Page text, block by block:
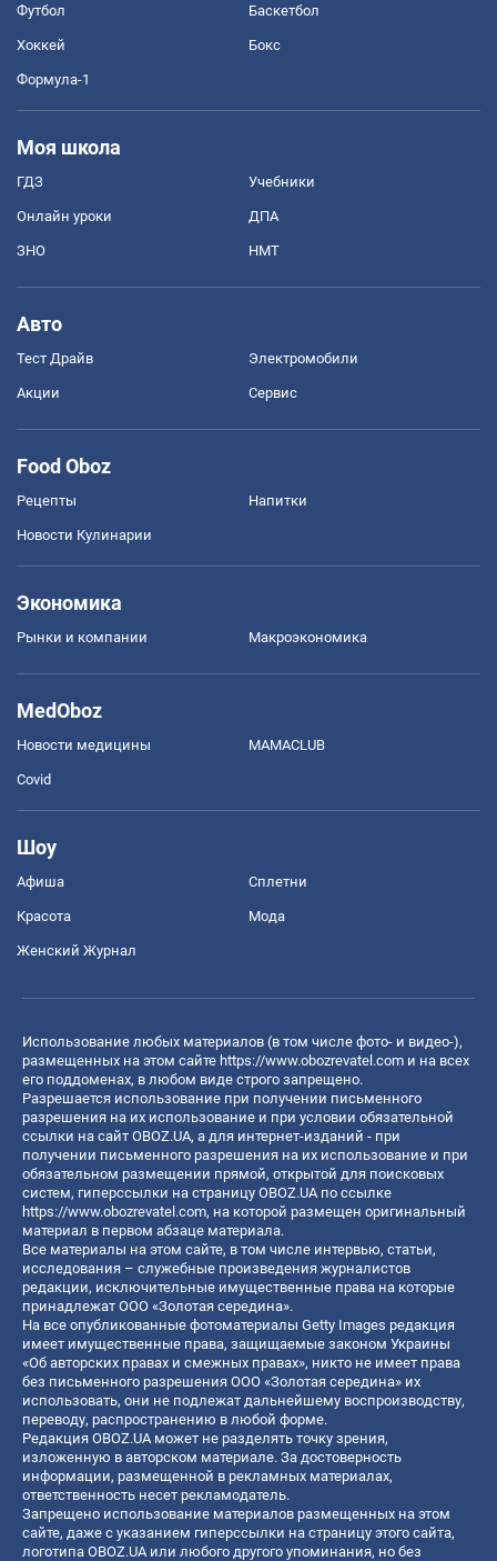
Футбол Баскетбол
Хоккей Бокс
Формула-1
Моя школа
ГДЗ Учебники
Онлайн уроки ДПА
ЗНО НМТ
Авто
Тест Драйв Электромобили
Акции Сервис
Food Oboz
Рецепты Напитки
Новости Кулинарии
Экономика
Рынки и компании Mакроэкономика
MedOboz
Новости медицины MAMACLUB
Covid
Шоу
Афиша Сплетни
Красота Мода
Женский Журнал
Использование любых материалов (в том числе фото- и видео-),
размещенных на этом сайте https://www.obozrevatel.com и на всех
его поддоменах, в любом виде строго запрещено.
Разрешается использование при получении письменного
разрешения на их использование и при условии обязательной
ссылки на сайт OBOZ.UA, а для интернет-изданий - при
получении письменного разрешения на их использование и при
обязательном размещении прямой, открытой для поисковых
систем, гиперссылки на страницу OBOZ.UA по ссылке
https://www.obozrevatel.com, на которой размещен оригинальный
материал в первом абзаце материала.
Все материалы на этом сайте, в том числе интервью, статьи,
исследования – служебные произведения журналистов
редакции, исключительные имущественные права на которые
принадлежат ООО «Золотая середина».
На все опубликованные фотоматериалы Getty Images редакция
имеет имущественные права, защищаемые законом Украины
«Об авторских правах и смежных правах», никто не имеет права
без письменного разрешения ООО «Золотая середина» их
использовать, они не подлежат дальнейшему воспроизводству,
переводу, распространению в любой форме.
Редакция OBOZ.UA может не разделять точку зрения,
изложенную в авторском материале. За достоверность
информации, размещенной в рекламных материалах,
ответственность несет рекламодатель.
Запрещено использование материалов размещенных на этом
сайте, даже с указанием гиперссылки на страницу этого сайта,
логотипа OBOZ.UA или любого другого упоминания, но без